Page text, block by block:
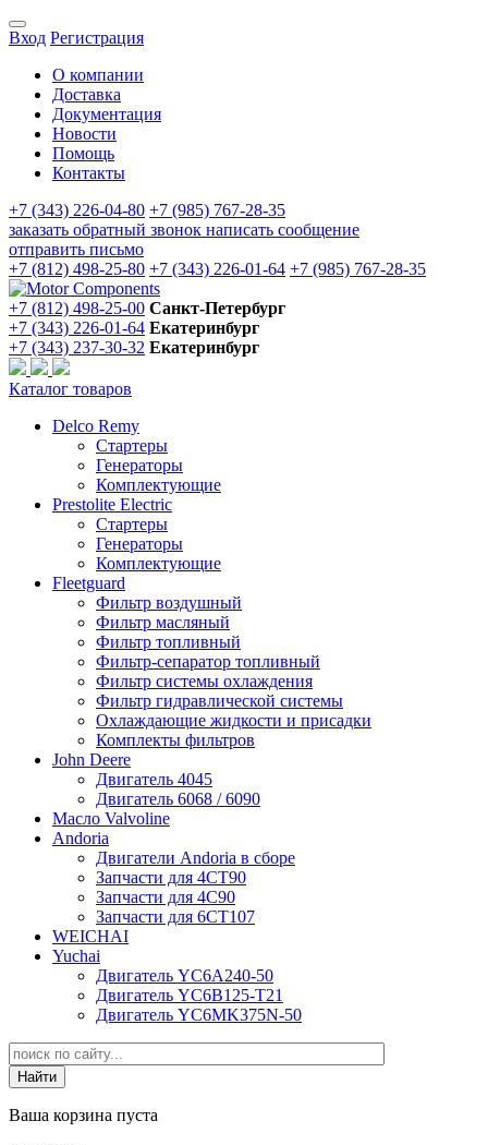
Вход Регистрация
О компании
Доставка
Документация
Новости
Помощь
Контакты
+7 (343) 226-04-80 +7 (985) 767-28-35
заказать обратный звонок написать сообщение
отправить письмо
+7 (812) 498-25-80 +7 (343) 226-01-64 +7 (985) 767-28-35
+7 (812) 498-25-00 Санкт-Петербург
+7 (343) 226-01-64 Екатеринбург
+7 (343) 237-30-32 Екатеринбург
Каталог товаров
Delco Remy
Стартеры
Генераторы
Комплектующие
Prestolite Electric
Стартеры
Генераторы
Комплектующие
Fleetguard
Фильтр воздушный
Фильтр масляный
Фильтр топливный
Фильтр-сепаратор топливный
Фильтр системы охлаждения
Фильтр гидравлической системы
Охлаждающие жидкости и присадки
Комплекты фильтров
John Deere
Двигатель 4045
Двигатель 6068 / 6090
Масло Valvoline
Andoria
Двигатели Andoria в сборе
Запчасти для 4CT90
Запчасти для 4С90
Запчасти для 6CT107
WEICHAI
Yuchai
Двигатель YC6A240-50
Двигатель YC6B125-T21
Двигатель YC6MK375N-50
Ваша корзина пуста